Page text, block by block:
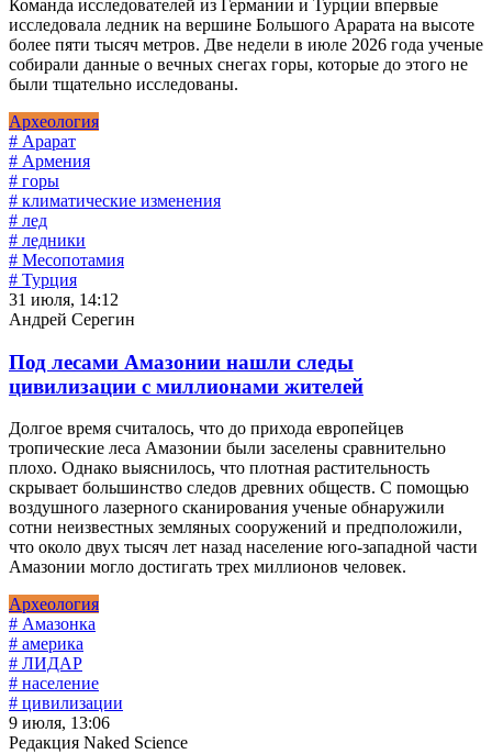
Команда исследователей из Германии и Турции впервые
исследовала ледник на вершине Большого Арарата на высоте
более пяти тысяч метров. Две недели в июле 2026 года ученые
собирали данные о вечных снегах горы, которые до этого не
были тщательно исследованы.
Археология
# Арарат
# Армения
# горы
# климатические изменения
# лед
# ледники
# Месопотамия
# Турция
31 июля, 14:12
Андрей Серегин
Под лесами Амазонии нашли следы
цивилизации с миллионами жителей
Долгое время считалось, что до прихода европейцев
тропические леса Амазонии были заселены сравнительно
плохо. Однако выяснилось, что плотная растительность
скрывает большинство следов древних обществ. С помощью
воздушного лазерного сканирования ученые обнаружили
сотни неизвестных земляных сооружений и предположили,
что около двух тысяч лет назад население юго-западной части
Амазонии могло достигать трех миллионов человек.
Археология
# Амазонка
# америка
# ЛИДАР
# население
# цивилизации
9 июля, 13:06
Редакция Naked Science